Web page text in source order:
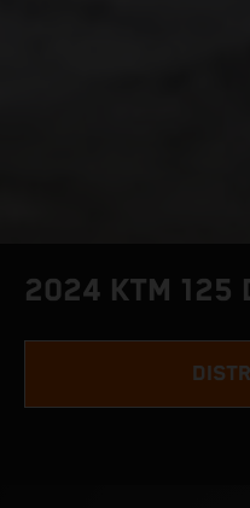
2024 KTM 125